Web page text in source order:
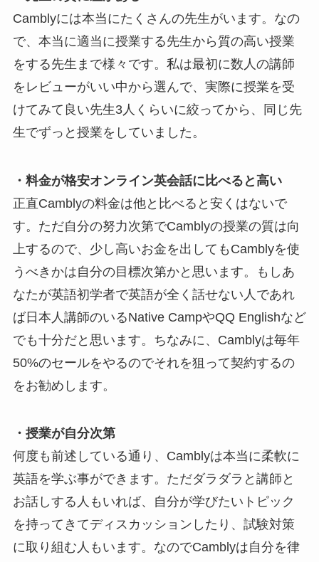
Camblyには本当にたくさんの先生がいます。なの
で、本当に適当に授業する先生から質の高い授業
をする先生まで様々です。私は最初に数人の講師
をレビューがいい中から選んで、実際に授業を受
けてみて良い先生3人くらいに絞ってから、同じ先
生でずっと授業をしていました。
・料金が格安オンライン英会話に比べると高い
正直Camblyの料金は他と比べると安くはないで
す。ただ自分の努力次第でCamblyの授業の質は向
上するので、少し高いお金を出してもCamblyを使
うべきかは自分の目標次第かと思います。もしあ
なたが英語初学者で英語が全く話せない人であれ
ば日本人講師のいるNative CampやQQ Englishなど
でも十分だと思います。ちなみに、 Camblyは毎年
50%のセールをやるのでそれを狙って契約するの
をお勧めします。
・授業が自分次第
何度も前述している通り、Camblyは本当に柔軟に
英語を学ぶ事ができます。ただダラダラと講師と
お話しする人もいれば、自分が学びたいトピック
を持ってきてディスカッションしたり、試験対策
に取り組む人もいます。なのでCamblyは自分を律